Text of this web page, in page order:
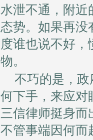
水泄不通，附近
态势。如果再没
度谁也说不好
物。
不巧的是，
何下手，来应对
三信律师挺身
不管事端因何而